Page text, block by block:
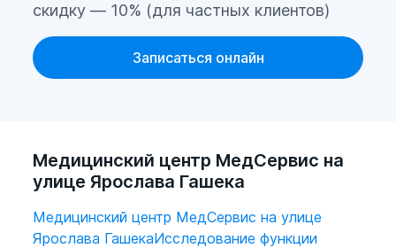
скидку — 10% (для частных клиентов)
Записаться онлайн
Медицинский центр МедСервис на
улице Ярослава Гашека
Медицинский центр МедСервис на улице
Ярослава ГашекаИсследование функции